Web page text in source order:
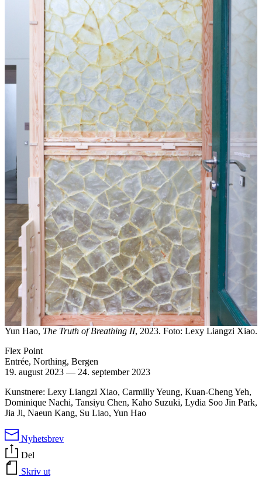
Yun Hao, The Truth of Breathing II, 2023. Foto: Lexy Liangzi Xiao.
Flex Point
Entrée, Northing, Bergen
19. august 2023 — 24. september 2023
Kunstnere: Lexy Liangzi Xiao, Carmilly Yeung, Kuan-Cheng Yeh,
Dominique Nachi, Tansiyu Chen, Kaho Suzuki, Lydia Soo Jin Park,
Jia Ji, Naeun Kang, Su Liao, Yun Hao
Nyhetsbrev
Del
Skriv ut